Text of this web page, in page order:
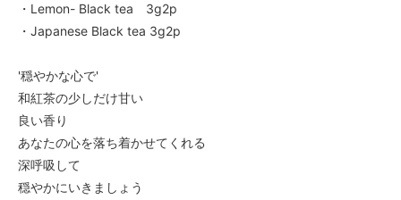
・Lemon- Black tea 3g2p
・Japanese Black tea 3g2p
'穏やかな心で'
和紅茶の少しだけ甘い
良い香り
あなたの心を落ち着かせてくれる
深呼吸して
穏やかにいきましょう